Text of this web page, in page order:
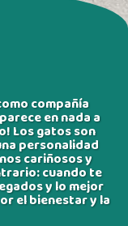
compañía
en nada a
Los gatos son
personalidad
cariñosos y
cuando te
y lo mejor
el bienestar y la